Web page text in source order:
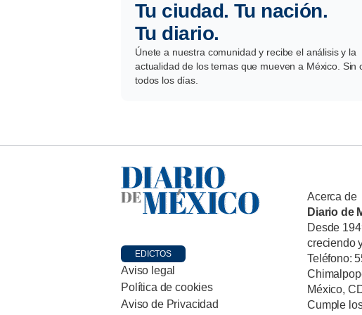
Tu ciudad. Tu nación.
Tu diario.
Únete a nuestra comunidad y recibe el análisis y la
actualidad de los temas que mueven a México. Sin
todos los días.
EDICTOS
Aviso legal
Política de cookies
Aviso de Privacidad
Acerca de
Diario de
Desde
creciendo
Teléfono:
México,
Cumple